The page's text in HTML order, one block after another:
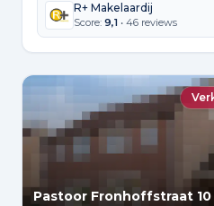
R+ Makelaardij
Score: 9,1 • 46 reviews
Pastoor Fronhoffstraat 10